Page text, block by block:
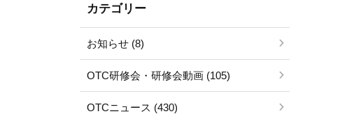
カテゴリー
お知らせ (8)
OTC研修会・研修会動画 (105)
OTCニュース (430)